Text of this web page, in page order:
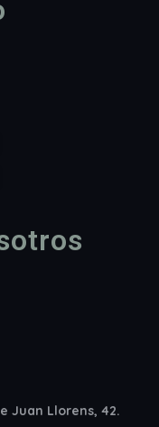
Juan Llorens, 42.